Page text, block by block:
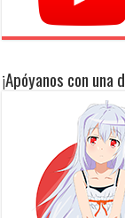
¡Apóyanos con una